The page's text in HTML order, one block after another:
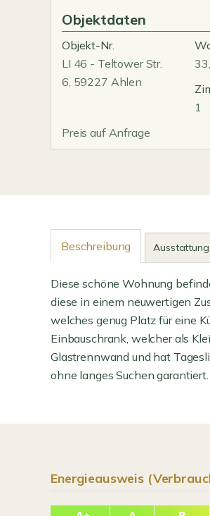
Objektdaten
Objekt-Nr.
LI 46 - Teltower Str.
6, 59227 Ahlen
1
Preis auf Anfrage
Beschreibung Ausstattung
Diese schöne Wohnung
diese in einem neuwertigen
welches genug Platz für eine
Einbauschrank, welcher als
Glastrennwand und hat
ohne langes Suchen garantiert.
Energieausweis